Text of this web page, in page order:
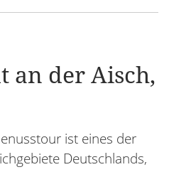
an der Aisch,
ist eines der
Deutschlands,